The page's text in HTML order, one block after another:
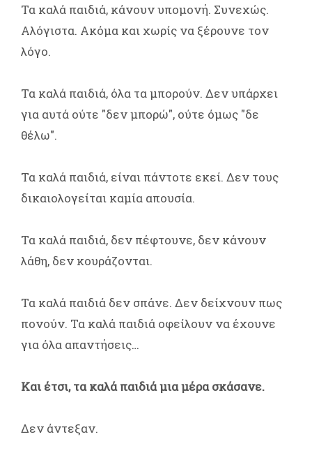
Τα καλά παιδιά, κάνουν υπομονή. Συνεχώς.
Αλόγιστα. Ακόμα και χωρίς να ξέρουνε τον
λόγο.
Τα καλά παιδιά, όλα τα μπορούν. Δεν υπάρχει
για αυτά ούτε "δεν μπορώ", ούτε όμως "δε
θέλω".
Τα καλά παιδιά, είναι πάντοτε εκεί. Δεν τους
δικαιολογείται καμία απουσία.
Τα καλά παιδιά, δεν πέφτουνε, δεν κάνουν
λάθη, δεν κουράζονται.
Τα καλά παιδιά δεν σπάνε. Δεν δείχνουν πως
πονούν. Τα καλά παιδιά οφείλουν να έχουνε
για όλα απαντήσεις…
Και έτσι, τα καλά παιδιά μια μέρα σκάσανε.
Δεν άντεξαν.